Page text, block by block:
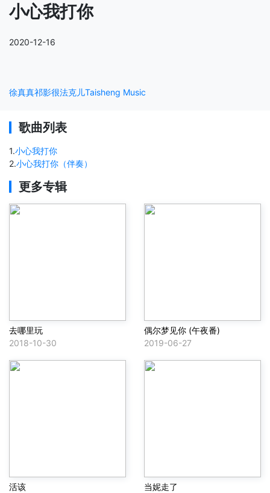
小心我打你
2020-12-16
徐真真祁影很法克儿Taisheng Music
歌曲列表
1.小心我打你
2.小心我打你（伴奏）
更多专辑
去哪里玩
2018-10-30
偶尔梦见你 (午夜番)
2019-06-27
活该
当妮走了